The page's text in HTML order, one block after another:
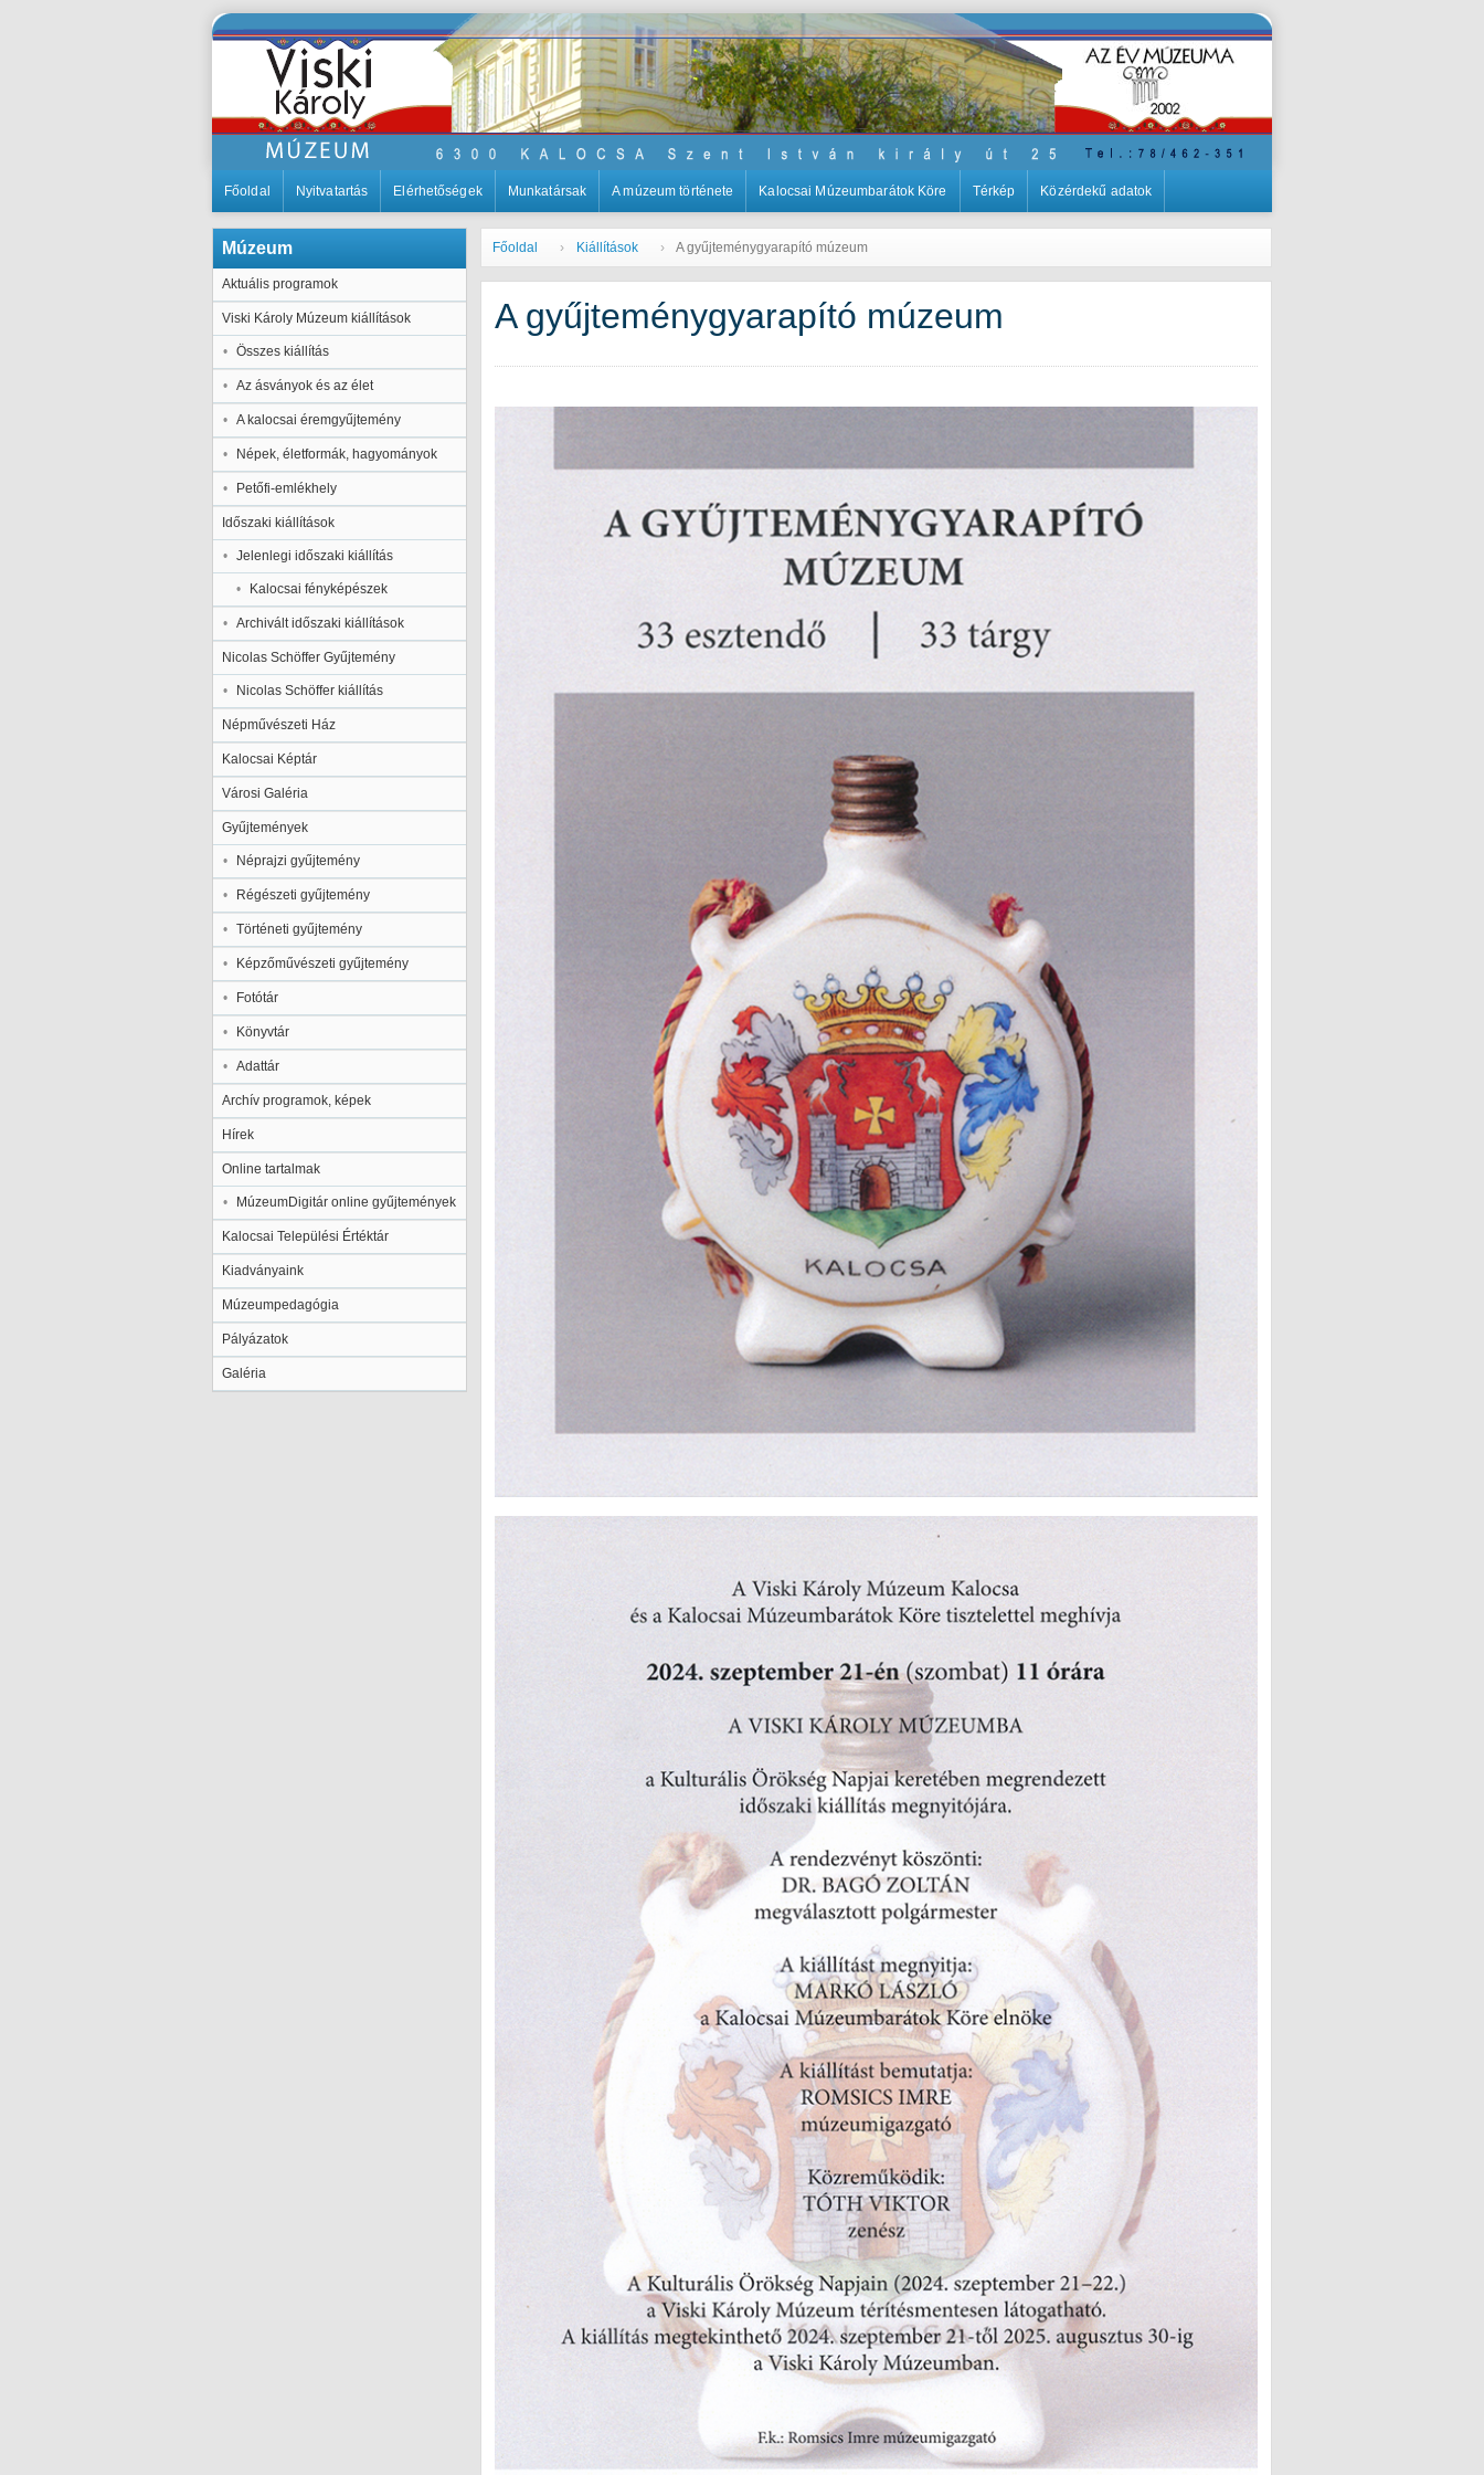
Főoldal Nyitvatartás Elérhetőségek Munkatársak A múzeum története Kalocsai Múzeumbarátok Köre Térkép Közérdekű adatok
Múzeum
Aktuális programok
Viski Károly Múzeum kiállítások
Összes kiállítás
Az ásványok és az élet
A kalocsai éremgyűjtemény
Népek, életformák, hagyományok
Petőfi-emlékhely
Időszaki kiállítások
Jelenlegi időszaki kiállítás
Kalocsai fényképészek
Archivált időszaki kiállítások
Nicolas Schöffer Gyűjtemény
Nicolas Schöffer kiállítás
Népművészeti Ház
Kalocsai Képtár
Városi Galéria
Gyűjtemények
Néprajzi gyűjtemény
Régészeti gyűjtemény
Történeti gyűjtemény
Képzőművészeti gyűjtemény
Fotótár
Könyvtár
Adattár
Archív programok, képek
Hírek
Online tartalmak
MúzeumDigitár online gyűjtemények
Kalocsai Települési Értéktár
Kiadványaink
Múzeumpedagógia
Pályázatok
Galéria
Főoldal Kiállítások A gyűjteménygyarapító múzeum
A gyűjteménygyarapító múzeum